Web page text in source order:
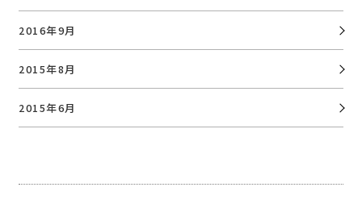
2016年9月
2015年8月
2015年6月